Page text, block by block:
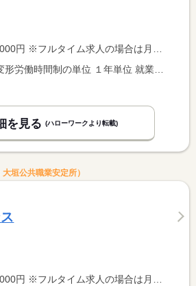
の場合は月額（換算額）、パート求人の場合は時間額を表示しています。
変形労働時間制 変形労働時間制の単位 １年単位 就業時間１ 8時00分〜17時00分 就業時間に関する特記事項 ・業務の都合により、就業時間が異なる場合があります。
を見る (ハローワークより転載)
垣公共職業安定所）
の場合は月額（換算額）、パート求人の場合は時間額を表示しています。